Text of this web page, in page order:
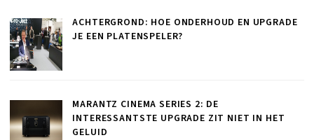
ACHTERGROND: HOE ONDERHOUD EN UPGRADE
JE EEN PLATENSPELER?
MARANTZ CINEMA SERIES 2: DE
INTERESSANTSTE UPGRADE ZIT NIET IN HET
GELUID